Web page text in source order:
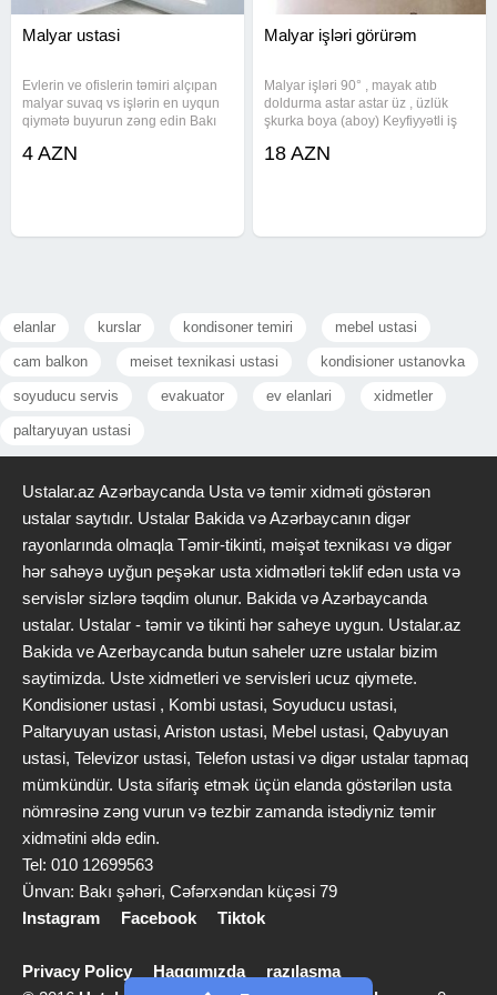
Malyar ustasi
Evlerin ve ofislerin təmiri alçıpan
malyar suvaq vs işlərin en uyqun
qiymətə buyurun zəng edin Bakı
tam idyal iş bizde
4 AZN
Malyar işləri görürəm
Malyar işləri 90° , mayak atıb
doldurma astar astar üz , üzlük
şkurka boya (aboy) Keyfiyyətli iş
18 AZN
elanlar kurslar kondisoner temiri mebel ustasi
cam balkon meiset texnikasi ustasi kondisioner ustanovka
soyuducu servis evakuator ev elanlari xidmetler
paltaryuyan ustasi
Ustalar.az Azərbaycanda Usta və təmir xidməti göstərən
ustalar saytıdır. Ustalar Bakida və Azərbaycanın digər
rayonlarında olmaqla Təmir-tikinti, məişət texnikası və digər
hər sahəyə uyğun peşəkar usta xidmətləri təklif edən usta və
servislər sizlərə təqdim olunur. Bakida və Azərbaycanda
ustalar. Ustalar - təmir və tikinti hər saheye uygun. Ustalar.az
Bakida ve Azerbaycanda butun saheler uzre ustalar bizim
saytimizda. Uste xidmetleri ve servisleri ucuz qiymete.
Kondisioner ustasi , Kombi ustasi, Soyuducu ustasi,
Paltaryuyan ustasi, Ariston ustasi, Mebel ustasi, Qabyuyan
ustasi, Televizor ustasi, Telefon ustasi və digər ustalar tapmaq
mümkündür. Usta sifariş etmək üçün elanda göstərilən usta
nömrəsinə zəng vurun və tezbir zamanda istədiyniz təmir
xidmətini əldə edin.
Tel: 010 12699563
Ünvan: Bakı şəhəri, Cəfərxəndan küçəsi 79
Instagram
Facebook Tiktok
Privacy Policy Haqqımızda
razılaşma